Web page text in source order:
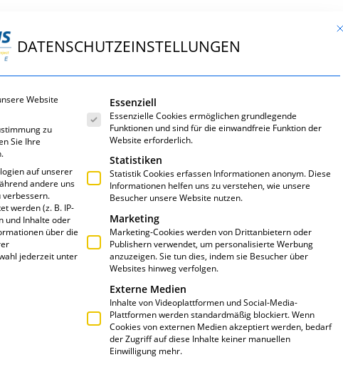
MESSEN
Build IT vom 18.02. – 21.02.2014 in der Messe Berlin.
Weiterlesen »
DATENSCHUTZEINSTELLUNGEN
Website
zu
Sie Ihre
auf unserer
andere uns
verbessern.
werden (z. B. IP-
und Inhalte oder
über die
jederzeit unter
Es folgt eine Liste der Service-Gruppen, für
Essenziell
Essenzielle Cookies ermöglichen grundlegende
Funktionen und sind für die einwandfreie Funktion der
Website erforderlich.
Statistiken
Statistik Cookies erfassen Informationen anonym. Diese
Informationen helfen uns zu verstehen, wie unsere
Besucher unsere Website nutzen.
Marketing
Marketing-Cookies werden von Drittanbietern oder
Publishern verwendet, um personalisierte Werbung
anzuzeigen. Sie tun dies, indem sie Besucher über
Websites hinweg verfolgen.
Externe Medien
Inhalte von Videoplattformen und Social-Media-
Plattformen werden standardmäßig blockiert. Wenn
Cookies von externen Medien akzeptiert werden, bedarf
der Zugriff auf diese Inhalte keiner manuellen
Einwilligung mehr.